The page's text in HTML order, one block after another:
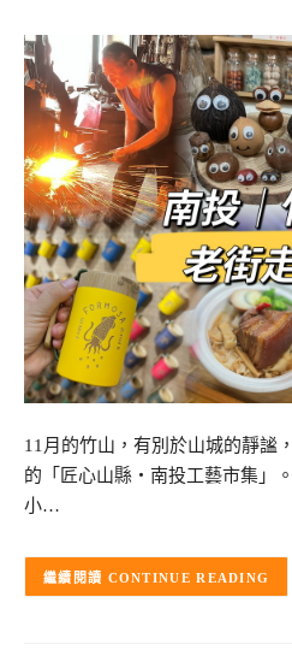
11月的竹山，有別於山城的靜謐
的「匠心山縣‧南投工藝市集」
小…
CONTINUE READING